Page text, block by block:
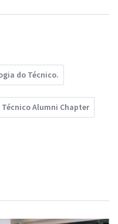
do Técnico.
Técnico Alumni Chapter